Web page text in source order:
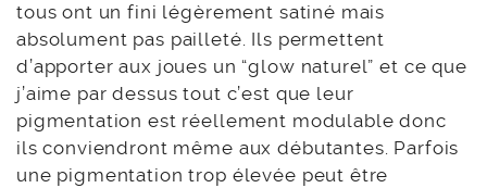
tous ont un fini légèrement satiné mais
absolument pas pailleté. Ils permettent
d’apporter aux joues un “glow naturel” et ce que
j’aime par dessus tout c’est que leur
pigmentation est réellement modulable donc
ils conviendront même aux débutantes. Parfois
une pigmentation trop élevée peut être